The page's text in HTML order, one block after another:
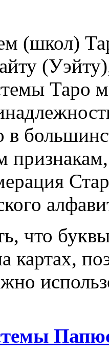
(школ)
Таро
что
картах,